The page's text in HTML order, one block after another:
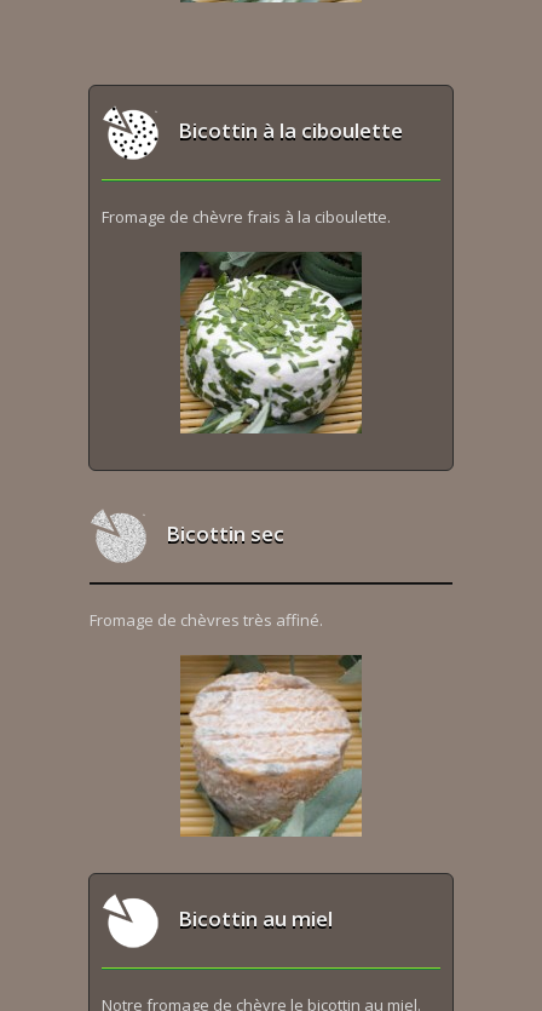
Bicottin à la ciboulette
Fromage de chèvre frais à la ciboulette.
Bicottin sec
Fromage de chèvres très affiné.
Bicottin au miel
Notre fromage de chèvre le bicottin au miel.